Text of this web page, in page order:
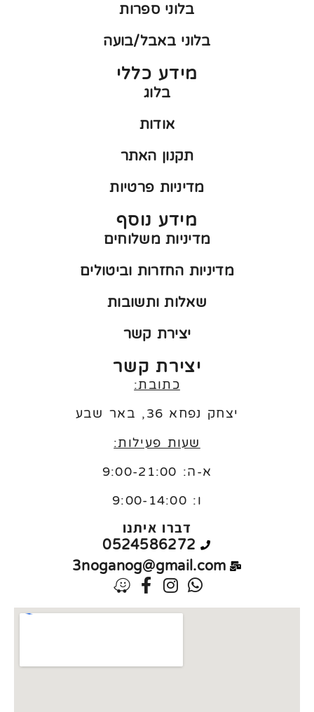
בלוני ספרות
בלוני באבל/בועה
מידע כללי
בלוג
אודות
תקנון האתר
מדיניות פרטיות
מידע נוסף
מדיניות משלוחים
מדיניות החזרות וביטולים
שאלות ותשובות
יצירת קשר
יצירת קשר
כתובת:
יצחק נפחא 36, באר שבע
שעות פעילות:
א-ה: 9:00-21:00
ו: 9:00-14:00
דברו איתנו
0524586272
3noganog@gmail.com